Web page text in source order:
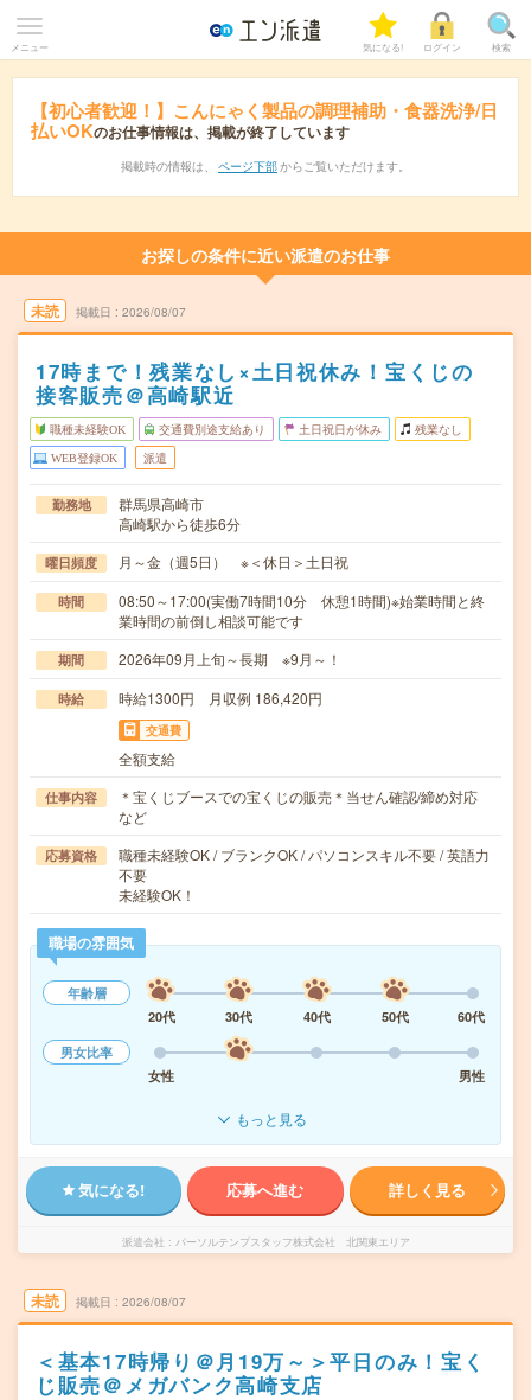
メニュー 気になる! ログイン 検索
【初心者歓迎！】こんにゃく製品の調理補助・食器洗浄/日
払いOKのお仕事情報は、掲載が終了しています
掲載時の情報は、 ページ下部 からご覧いただけます。
お探しの条件に近い派遣のお仕事
未読 掲載日 2026/08/07
17時まで！残業なし×土日祝休み！宝くじの
接客販売＠高崎駅近
職種未経験OK 交通費別途支給あり 土日祝日が休み 残業なし
WEB登録OK 派遣
勤務地
群馬県高崎市
高崎駅から徒歩6分
曜日頻度 月～金（週5日） ※＜休日＞土日祝
時間
08:50～17:00(実働7時間10分 休憩1時間)※始業時間と終
業時間の前倒し相談可能です
期間 2026年09月上旬～長期 ※9月～！
時給 時給1300円 月収例 186,420円
交通費
全額支給
仕事内容
＊宝くじブースでの宝くじの販売＊当せん確認/締め対応
など
応募資格
職種未経験OK / ブランクOK / パソコンスキル不要 / 英語力
不要
未経験OK！
職場の雰囲気
年齢層
20代
30代 40代 50代
60代
男女比率
女性
男性
もっと見る
気になる! 応募へ進む 詳しく見る
派遣会社 パーソルテンプスタッフ株式会社 北関東エリア
未読 掲載日 2026/08/07
＜基本17時帰り＠月19万～＞平日のみ！宝く
じ販売＠メガバンク高崎支店